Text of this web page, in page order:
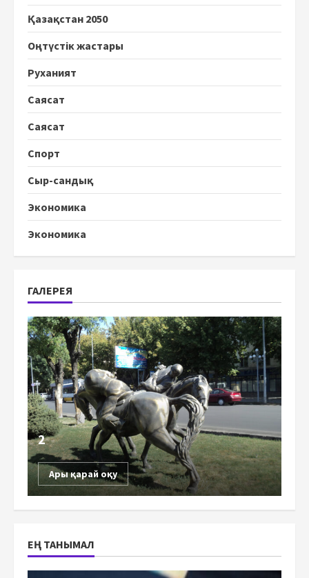
Қазақстан 2050
Оңтүстік жастары
Руханият
Саясат
Саясат
Спорт
Сыр-сандық
Экономика
Экономика
ГАЛЕРЕЯ
2
Ары қарай оқу
ЕҢ ТАНЫМАЛ